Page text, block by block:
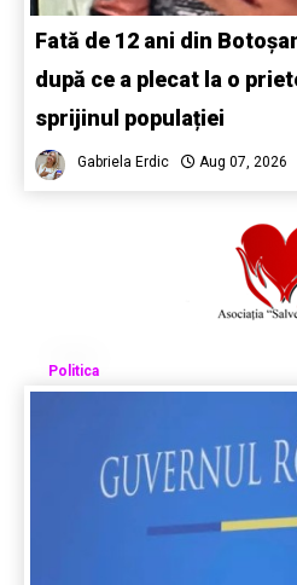
Fată de 12 ani din
după ce a plecat la o
sprijinul populației
Gabriela Erdic Aug 07, 2026
Politica